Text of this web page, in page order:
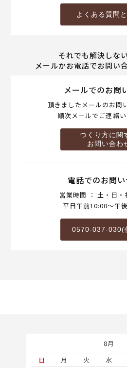
よくある質問
それでも解決しな
メールかお電話でお問い
メールでのお問
頂きましたメールのお問
順次メールでご連絡い
つくり方に関
お問い合わ
電話でのお問
営業時間 ： 土・日・
平日午前10:00～午
0570-037-030(
8月
日
月 火 水